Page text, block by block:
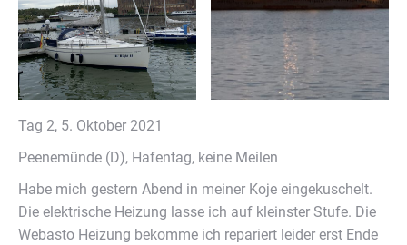
Tag 2, 5. Oktober 2021
Peenemünde (D), Hafentag, keine Meilen
Habe mich gestern Abend in meiner Koje eingekuschelt.
Die elektrische Heizung lasse ich auf kleinster Stufe. Die
Webasto Heizung bekomme ich repariert leider erst Ende